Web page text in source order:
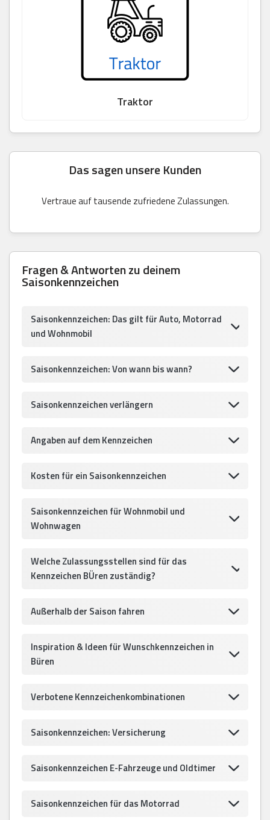
Traktor
Das sagen unsere Kunden
Vertraue auf tausende zufriedene Zulassungen.
Fragen & Antworten zu deinem
Saisonkennzeichen
Saisonkennzeichen: Das gilt für Auto, Motorrad
und Wohnmobil
Saisonkennzeichen: Von wann bis wann?
Saisonkennzeichen verlängern
Angaben auf dem Kennzeichen
Kosten für ein Saisonkennzeichen
Saisonkennzeichen für Wohnmobil und
Wohnwagen
Welche Zulassungsstellen sind für das
Kennzeichen BÜren zuständig?
Außerhalb der Saison fahren
Inspiration & Ideen für Wunschkennzeichen in
Büren
Verbotene Kennzeichenkombinationen
Saisonkennzeichen: Versicherung
Saisonkennzeichen E-Fahrzeuge und Oldtimer
Saisonkennzeichen für das Motorrad